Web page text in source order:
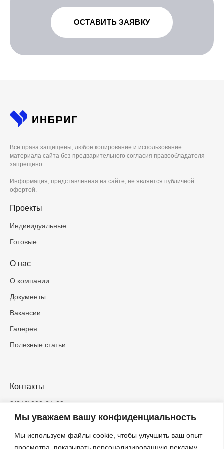
Мы уважаем вашу конфиденциальность
Мы используем файлы cookie, чтобы улучшить ваш опыт
просмотра, показывать персонализированную рекламу
ОСТАВИТЬ ЗАЯВКУ
Все права защищены, любое копирование и использование
материала сайта без предварительного согласия правообладателя
запрещено.
Информация, представленная на сайте, не является публичной
офертой.
Проекты
Индивидуальные
Готовые
О нас
О компании
Документы
Вакансии
Галерея
Полезные статьи
Контакты
8(843)202-34-23
info@inbrig.ru
420083, Казань, ЖК «Весна», ул.
Азата Аббасова, д.5